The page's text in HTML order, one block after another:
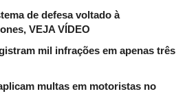
de defesa voltado à
VEJA VÍDEO
mil infrações em apenas três
multas em motoristas no